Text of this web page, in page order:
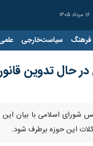
۱۶ مرداد ۱۴۰۵
فرهنگ سیاست‌خارجی
حال تدوین
شورای اسلامی با بیان
این حوزه برطرف شود.